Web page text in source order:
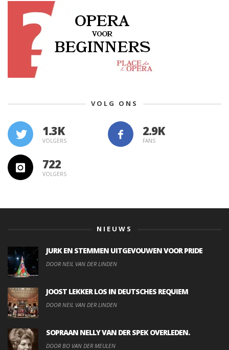
VOLG ONS
1.3K
VOLGERS FANS
722
VOLGERS
NIEUWS
JURK EN STEMMEN UITGEVOUWEN VOOR PRIDE
DOOR NEIL VAN DER LINDEN
JOOST LEKKER LOS IN DEUTSCHES REQUIEM
DOOR NEIL VAN DER LINDEN
SOPRAAN NELLY VAN DER SPEK OVERLEDEN.
DOOR BO VAN DER MEULEN